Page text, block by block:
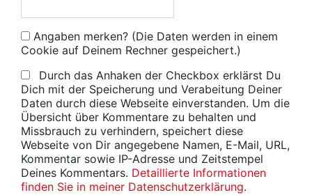
Angaben merken? (Die Daten werden in einem
Cookie auf Deinem Rechner gespeichert.)
Durch das Anhaken der Checkbox erklärst Du
Dich mit der Speicherung und Verabeitung Deiner
Daten durch diese Webseite einverstanden. Um die
Übersicht über Kommentare zu behalten und
Missbrauch zu verhindern, speichert diese
Webseite von Dir angegebene Namen, E-Mail, URL,
Kommentar sowie IP-Adresse und Zeitstempel
Deines Kommentars. Detaillierte Informationen
finden Sie in meiner Datenschutzerklärung.